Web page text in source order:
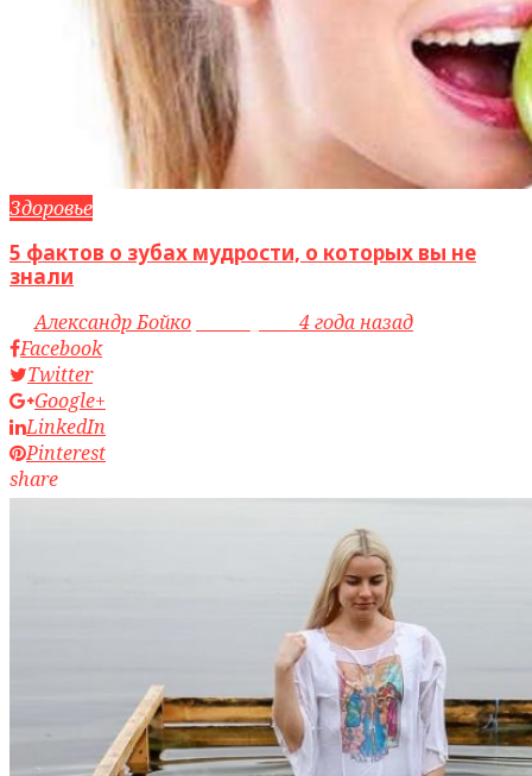
Здоровье
5 фактов о зубах мудрости, о которых вы не
знали
byАлександр Бойко
4 года назад
Facebook
Twitter
Google+
LinkedIn
Pinterest
share